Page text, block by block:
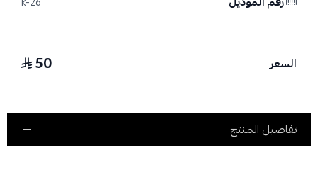
السعر 50
تفاصيل المنتج